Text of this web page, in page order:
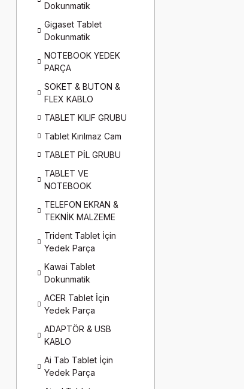
Dokunmatik
Gigaset Tablet
Dokunmatik
NOTEBOOK YEDEK
PARÇA
SOKET & BUTON &
FLEX KABLO
TABLET KILIF GRUBU
Tablet Kırılmaz Cam
TABLET PİL GRUBU
TABLET VE
NOTEBOOK
TELEFON EKRAN &
TEKNİK MALZEME
Trident Tablet İçin
Yedek Parça
Kawai Tablet
Dokunmatik
ACER Tablet İçin
Yedek Parça
ADAPTÖR & USB
KABLO
Ai Tab Tablet İçin
Yedek Parça